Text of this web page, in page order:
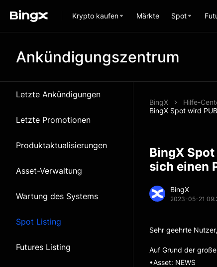
Krypto kaufen Märkte Spot
Ankündigungszentrum
Letzte Ankündigungen
Letzte Promotionen
Produktaktualisierungen
Asset-Verwaltung
Wartung des Systems
Spot Listing
Futures Listing
BingX Hilfe-
BingX Spot wird
BingX
sich einen
BingX
2023-05-21
Sehr geehrte Nutzer,
Auf Grund der
•Asset: NEWS